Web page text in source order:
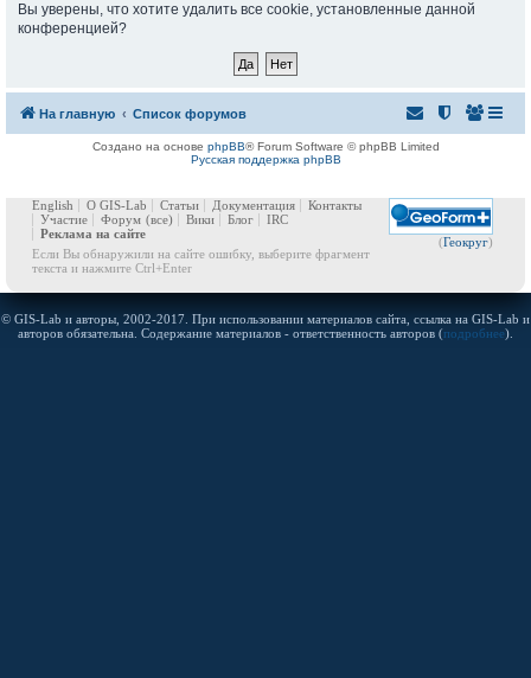
Вы уверены, что хотите удалить все cookie, установленные данной
конференцией?
На главную Список форумов
Создано на основе phpBB® Forum Software © phpBB Limited
Русская поддержка phpBB
(Геокруг)
English О GIS-Lab Статьи Документация
Контакты
Участие
Форум (все) Вики Блог
IRC
Реклама на сайте
Если Вы обнаружили на сайте ошибку, выберите фрагмент
текста и нажмите Ctrl+Enter
© GIS-Lab и авторы, 2002-2017. При использовании материалов сайта, ссылка на GIS-Lab и
авторов обязательна. Содержание материалов - ответственность авторов (подробнее).